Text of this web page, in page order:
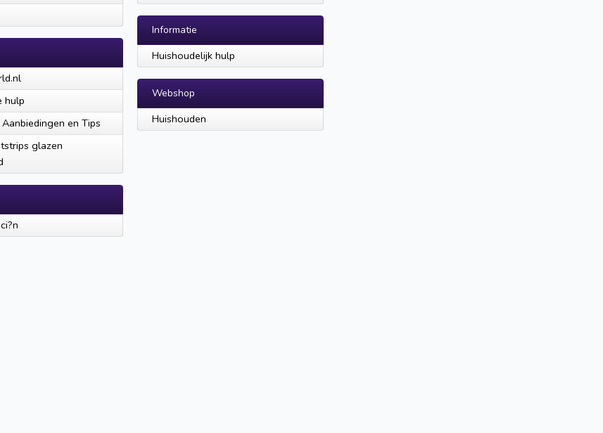
hulp
en Tips
glazen
Informatie
Huishoudelijk hulp
Webshop
Huishouden